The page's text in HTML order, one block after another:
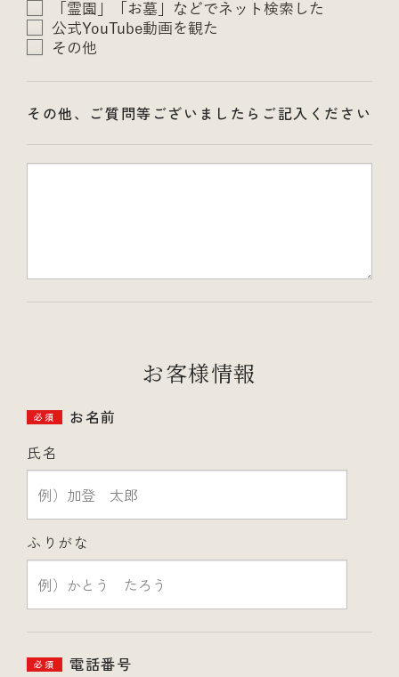
「霊園」「お墓」などでネット検索した
公式YouTube動画を観た
その他
その他、ご質問等ございましたらご記入ください
お客様情報
お名前
必須
氏名
ふりがな
電話番号
必須